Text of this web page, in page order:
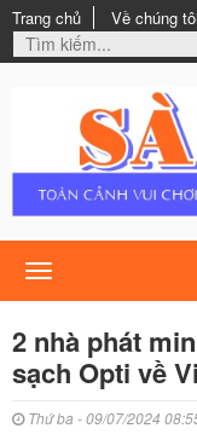
Trang chủ Về chúng
Toggle
navigation
2 nhà phát
sạch Opti về
Thứ ba - 09/07/2024